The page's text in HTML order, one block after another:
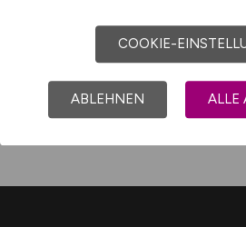
Startseite
Sitemap
Jobsuche mit C
COOKIE-
ABLEHNEN ALLE